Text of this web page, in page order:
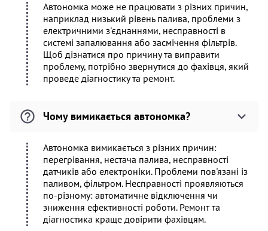
Автономка може не працювати з різних причин,
наприклад низький рівень палива, проблеми з
електричними з'єднаннями, несправності в
системі запалювання або засмічення фільтрів.
Щоб дізнатися про причину та виправити
проблему, потрібно звернутися до фахівця, який
проведе діагностику та ремонт.
Чому вимикається автономка?
Автономка вимикається з різних причин:
перегрівання, нестача палива, несправності
датчиків або електроніки. Проблеми пов'язані із
паливом, фільтром. Несправності проявляються
по-різному: автоматичне відключення чи
зниження ефективності роботи. Ремонт та
діагностика краще довірити фахівцям.